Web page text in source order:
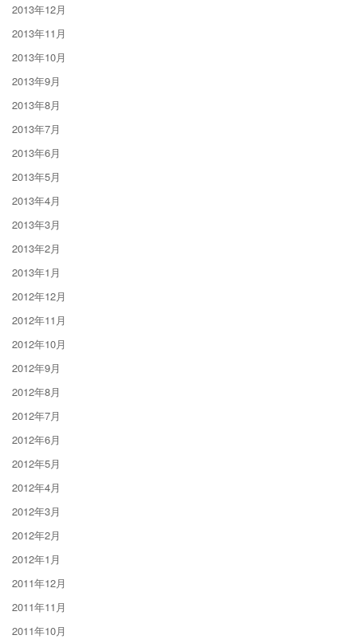
2013年12月
2013年11月
2013年10月
2013年9月
2013年8月
2013年7月
2013年6月
2013年5月
2013年4月
2013年3月
2013年2月
2013年1月
2012年12月
2012年11月
2012年10月
2012年9月
2012年8月
2012年7月
2012年6月
2012年5月
2012年4月
2012年3月
2012年2月
2012年1月
2011年12月
2011年11月
2011年10月